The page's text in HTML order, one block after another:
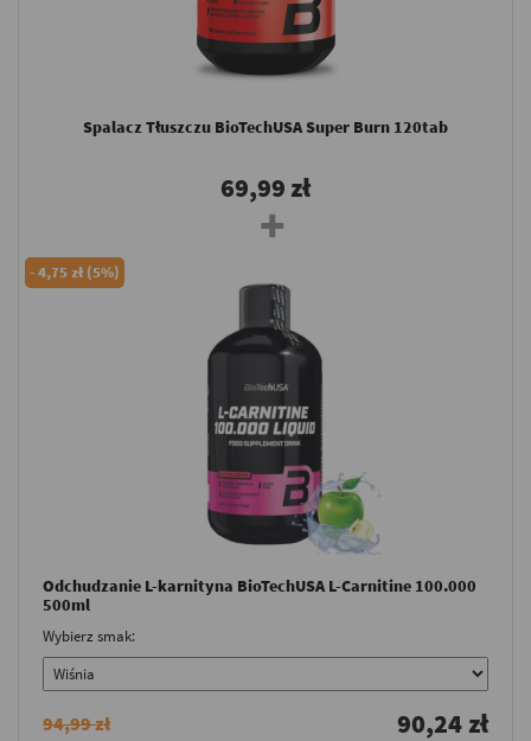
Spalacz Tłuszczu BioTechUSA Super Burn 120tab
69,99 zł
-4,75 zł (5%)
Odchudzanie L-karnityna BioTechUSA L-Carnitine 100.000
500ml
Wybierz smak:
94,99 zł 90,24 zł